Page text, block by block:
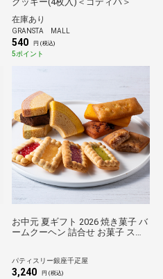
在庫あり
GRANSTA MALL
540 円 (税込)
5ポイント
お中元 夏ギフト 2026 焼き菓子 バ
ームクーヘン 詰合せ お菓子 スイ
ー詰合せ
パティスリー銀座千疋屋
3,240 円 (税込)